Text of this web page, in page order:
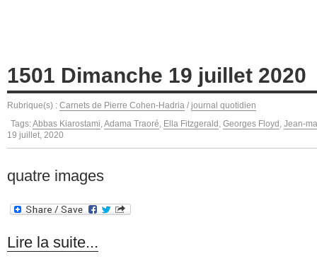
1501 Dimanche 19 juillet 2020
Rubrique(s) : Carnets de Pierre Cohen-Hadria / journal quotidien
Tags:Abbas Kiarostami Adama Traoré Ella Fitzgerald Georges Floyd Jean-
19 juillet, 2020
quatre images
Lire la suite...